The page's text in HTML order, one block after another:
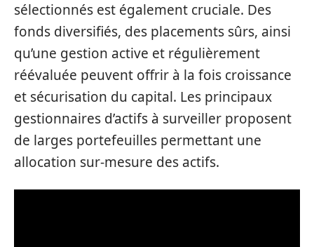
sélectionnés est également cruciale. Des
fonds diversifiés, des placements sûrs, ainsi
qu’une gestion active et régulièrement
réévaluée peuvent offrir à la fois croissance
et sécurisation du capital. Les principaux
gestionnaires d’actifs à surveiller proposent
de larges portefeuilles permettant une
allocation sur-mesure des actifs.